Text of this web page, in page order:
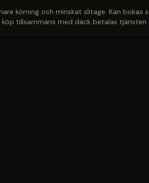
körning och minskat slitage. Kan bokas
tillsammans med däck betalas tjänsten